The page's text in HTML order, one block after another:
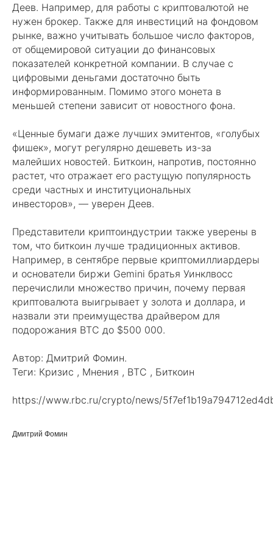
Деев. Например, для работы с криптовалютой не
нужен брокер. Также для инвестиций на фондовом
рынке, важно учитывать большое число факторов,
от общемировой ситуации до финансовых
показателей конкретной компании. В случае с
цифровыми деньгами достаточно быть
информированным. Помимо этого монета в
меньшей степени зависит от новостного фона.
«Ценные бумаги даже лучших эмитентов, «голубых
фишек», могут регулярно дешеветь из-за
малейших новостей. Биткоин, напротив, постоянно
растет, что отражает его растущую популярность
среди частных и институциональных
инвесторов», — уверен Деев.
Представители криптоиндустрии также уверены в
том, что биткоин лучше традиционных активов.
Например, в сентябре первые криптомиллиардеры
и основатели биржи Gemini братья Уинклвосс
перечислили множество причин, почему первая
криптовалюта выигрывает у золота и доллара, и
назвали эти преимущества драйвером для
подорожания BTC до $500 000.
Автор: Дмитрий Фомин.
Теги: Кризис , Мнения , BTC , Биткоин
https://www.rbc.ru/crypto/news/
Дмитрий Фомин